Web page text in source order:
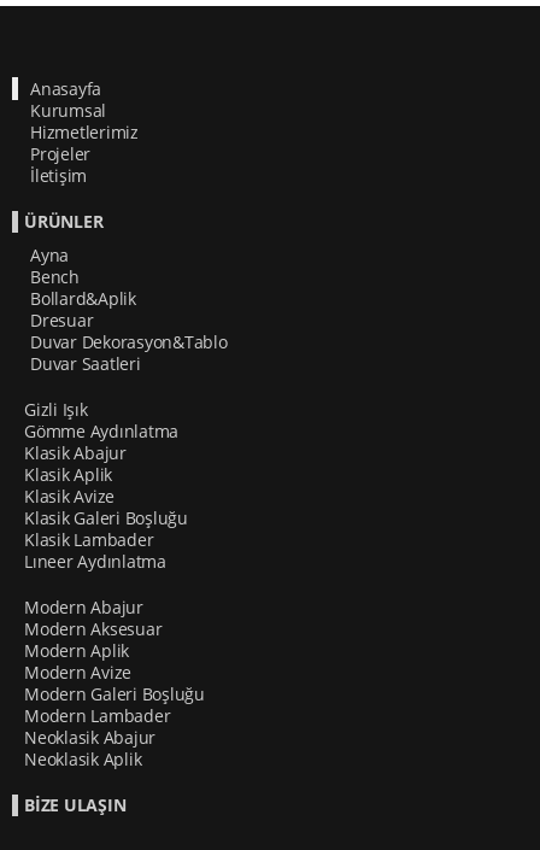
Anasayfa
Kurumsal
Hizmetlerimiz
Projeler
İletişim
ÜRÜNLER
Ayna
Bench
Bollard&Aplik
Dresuar
Duvar Dekorasyon&Tablo
Duvar Saatleri
Gizli Işık
Gömme Aydınlatma
Klasik Abajur
Klasik Aplik
Klasik Avize
Klasik Galeri Boşluğu
Klasik Lambader
Lıneer Aydınlatma
Modern Abajur
Modern Aksesuar
Modern Aplik
Modern Avize
Modern Galeri Boşluğu
Modern Lambader
Neoklasik Abajur
Neoklasik Aplik
BİZE ULAŞIN